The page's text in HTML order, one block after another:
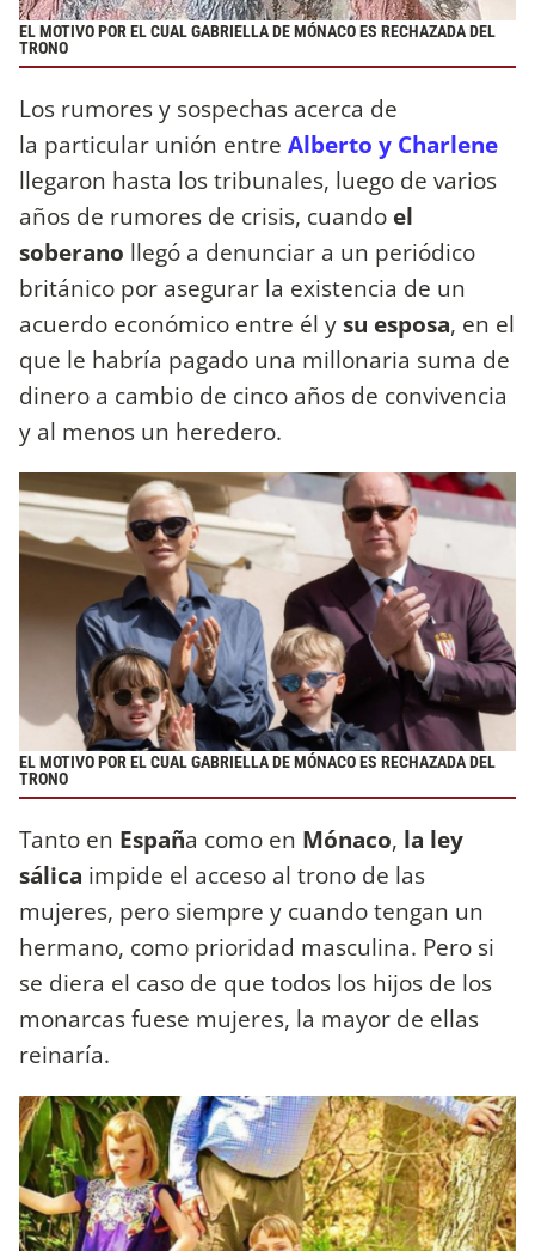
EL MOTIVO POR EL CUAL GABRIELLA DE MÓNACO ES RECHAZADA DEL
TRONO
Los rumores y sospechas acerca de
la particular unión entre Alberto y Charlene
llegaron hasta los tribunales, luego de varios
años de rumores de crisis, cuando el
soberano llegó a denunciar a un periódico
británico por asegurar la existencia de un
acuerdo económico entre él ysu esposa, en el
que le habría pagado una millonaria suma de
dinero a cambio de cinco años de convivencia
y al menos un heredero.
EL MOTIVO POR EL CUAL GABRIELLA DE MÓNACO ES RECHAZADA DEL
TRONO
Tanto en España como en Mónaco, la ley
sálica impide el acceso al trono de las
mujeres, pero siempre y cuando tengan un
hermano, como prioridad masculina. Pero si
se diera el caso de que todos los hijos de los
monarcas fuese mujeres, la mayor de ellas
reinaría.